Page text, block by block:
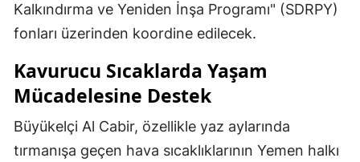
Kalkındırma ve Yeniden İnşa Programı" (SDRPY)
fonları üzerinden koordine edilecek.
Kavurucu Sıcaklarda Yaşam
Mücadelesine Destek
Büyükelçi Al Cabir, özellikle yaz aylarında
tırmanışa geçen hava sıcaklıklarının Yemen halkı